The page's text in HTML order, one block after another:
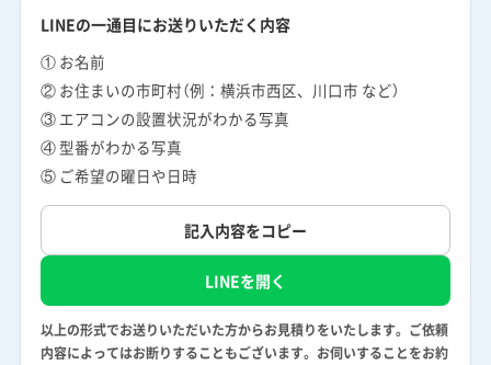
LINEの一通目にお送りいただく内容
① お名前
② お住まいの市町村（例：横浜市西区、川口市 など）
③ エアコンの設置状況がわかる写真
④ 型番がわかる写真
⑤ ご希望の曜日や日時
記入内容をコピー
LINEを開く
以上の形式でお送りいただいた方からお見積りをいたします。ご依頼
内容によってはお断りすることもございます。お伺いすることをお約